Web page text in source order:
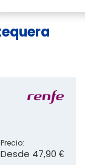
Precio:
Desde 47,90 €